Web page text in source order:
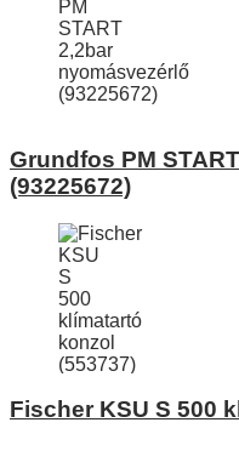
Grundfos PM
(93225672)
Fischer KSU S 500